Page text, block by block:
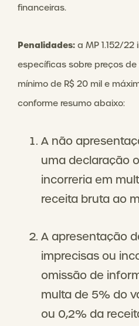
financeiras.
Penalidades: a MP 1.152/
específicas sobre preços
mínimo de R$ 20 mil e
conforme resumo abaixo:
A não
uma declaração
incorreria em
receita bruta ao
A apresentação
imprecisas ou
omissão de
multa de 5% do
ou 0,2% da